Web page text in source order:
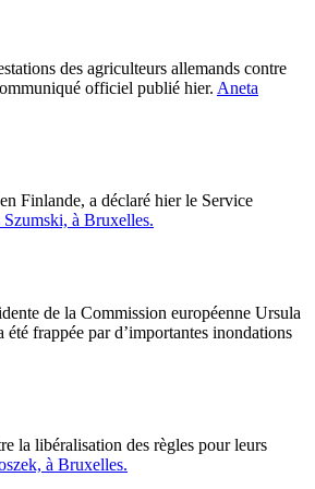
des agriculteurs allemands contre
officiel publié hier. Aneta
Finlande, a déclaré hier le Service
Szumski, à Bruxelles.
de la Commission européenne Ursula
frappée par d’importantes inondations
la libéralisation des règles pour leurs
à Bruxelles.